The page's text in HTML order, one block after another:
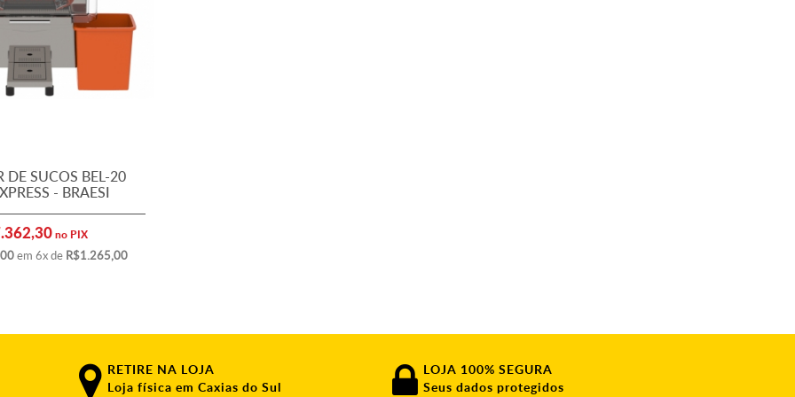
DE SUCOS BEL-20
- BRAESI
no PIX
em 6x de R$1.265,00
RETIRE NA LOJA
Loja física em Caxias do Sul
LOJA 100% SEGURA
Seus dados protegidos